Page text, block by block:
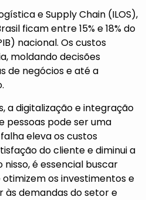
e Supply Chain (ILOS),
ficam entre 15% e 18% do
nacional. Os custos
moldando decisões
de negócios e até a
a digitalização e integração
pessoas pode ser uma
eleva os custos
do cliente e diminui a
é essencial buscar
os investimentos e
demandas do setor e